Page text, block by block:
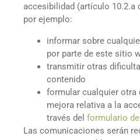
accesibilidad (artículo 10.2.a
por ejemplo:
informar sobre
por parte de este sitio
transmitir otras
contenido
formular cualquier otra
mejora relativa a la
través del formulario
Las comunicaciones serán